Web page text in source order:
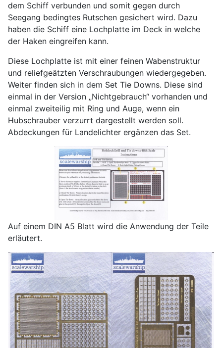
dem Schiff verbunden und somit gegen durch
Seegang bedingtes Rutschen gesichert wird. Dazu
haben die Schiff eine Lochplatte im Deck in welche
der Haken eingreifen kann.
Diese Lochplatte ist mit einer feinen Wabenstruktur
und reliefgeätzten Verschraubungen wiedergegeben.
Weiter finden sich in dem Set Tie Downs. Diese sind
einmal in der Version „Nichtgebrauch“ vorhanden und
einmal zweiteilig mit Ring und Auge, wenn ein
Hubschrauber verzurrt dargestellt werden soll.
Abdeckungen für Landelichter ergänzen das Set.
Auf einem DIN A5 Blatt wird die Anwendung der Teile
erläutert.